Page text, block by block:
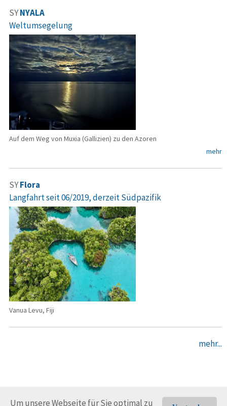
Um unsere Webseite für Sie optimal zu
SYNYALA
Weltumsegelung
Auf dem Weg von Muxia (Gallizien) zu den Azoren
mehr
SYFlora
Langfahrt seit 06/2019, derzeit Südpazifik
Vanua Levu, Fiji
mehr...